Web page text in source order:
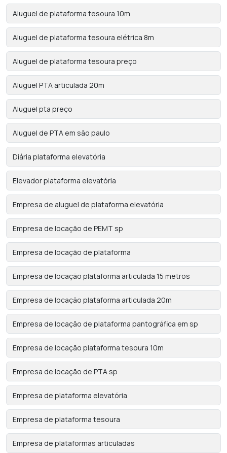
Aluguel de plataforma tesoura 10m
Aluguel de plataforma tesoura elétrica 8m
Aluguel de plataforma tesoura preço
Aluguel PTA articulada 20m
Aluguel pta preço
Aluguel de PTA em são paulo
Diária plataforma elevatória
Elevador plataforma elevatória
Empresa de aluguel de plataforma elevatória
Empresa de locação de PEMT sp
Empresa de locação de plataforma
Empresa de locação plataforma articulada 15 metros
Empresa de locação plataforma articulada 20m
Empresa de locação de plataforma pantográfica em sp
Empresa de locação plataforma tesoura 10m
Empresa de locação de PTA sp
Empresa de plataforma elevatória
Empresa de plataforma tesoura
Empresa de plataformas articuladas